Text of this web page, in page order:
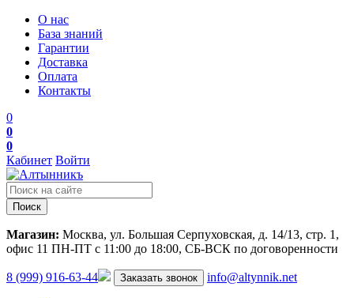
О нас
База знаний
Гарантии
Доставка
Оплата
Контакты
0
0
0
Кабинет Войти
Поиск
Магазин: Москва, ул. Большая Серпуховская, д. 14/13, стр. 1,
офис 11 ПН-ПТ с 11:00 до 18:00, СБ-ВСК по договоренности
8 (999) 916-63-44 Заказать звонок info@altynnik.net